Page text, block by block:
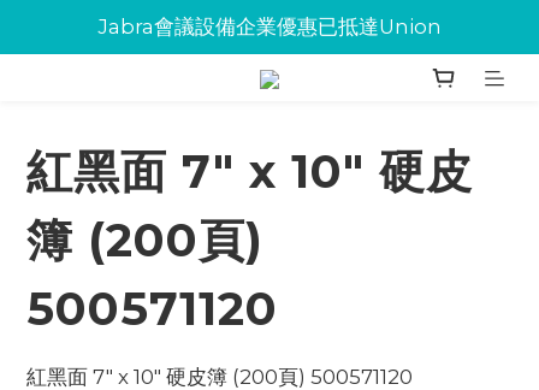
Jabra會議設備企業優惠已抵達Union
Jabra會議設備企業優惠已抵達Union
環保碳粉歡迎大量下單
紅黑面 7" x 10" 硬皮
簿 (200頁)
500571120
紅黑面 7" x 10" 硬皮簿 (200頁) 500571120